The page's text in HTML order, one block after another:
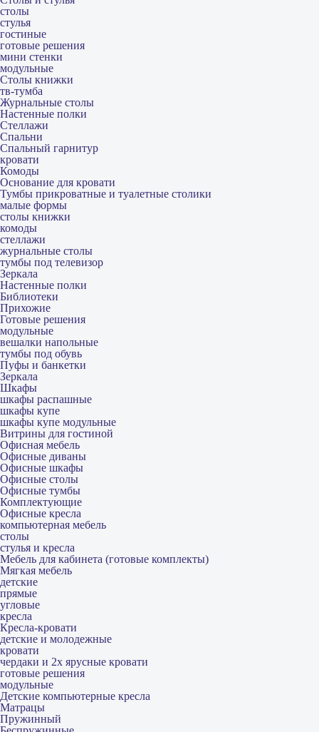
столы
стулья
гостиные
готовые решения
мини стенки
модульные
Столы книжки
тв-тумба
Журнальные столы
Настенные полки
Стеллажи
Спальни
Спальный гарнитур
кровати
Комоды
Основание для кровати
Тумбы прикроватные и туалетные столики
малые формы
столы книжки
комоды
стеллажи
журнальные столы
тумбы под телевизор
Зеркала
Настенные полки
Библиотеки
Прихожие
Готовые решения
модульные
вешалки напольные
тумбы под обувь
Пуфы и банкетки
Зеркала
Шкафы
шкафы распашные
шкафы купе
шкафы купе модульные
Витрины для гостиной
Офисная мебель
Офисные диваны
Офисные шкафы
Офисные столы
Офисные тумбы
Комплектующие
Офисные кресла
компьютерная мебель
столы
стулья и кресла
Мебель для кабинета (готовые комплекты)
Мягкая мебель
детские
прямые
угловые
кресла
Кресла-кровати
детские и молодежные
кровати
чердаки и 2х ярусные кровати
готовые решения
модульные
Детские компьютерные кресла
Матрацы
Пружинный